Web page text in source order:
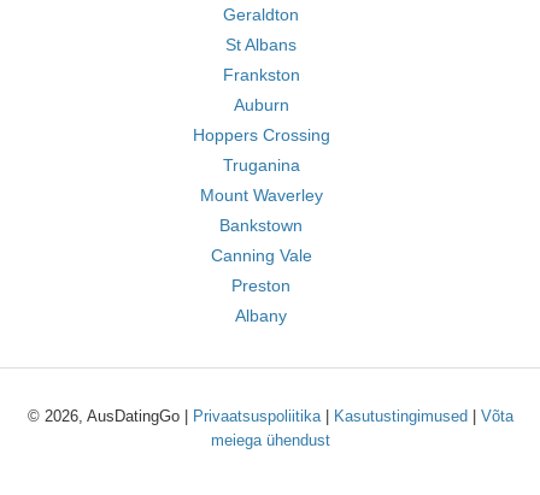
Geraldton
St Albans
Frankston
Auburn
Hoppers Crossing
Truganina
Mount Waverley
Bankstown
Canning Vale
Preston
Albany
© 2026, AusDatingGo | Privaatsuspoliitika| Kasutustingimused
Võta
meiega ühendust